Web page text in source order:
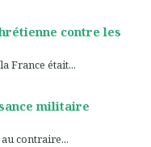
contre les
France était...
militaire
contraire...